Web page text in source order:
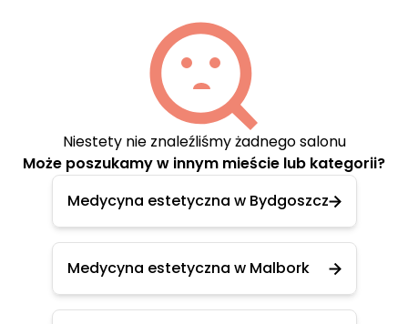
Niestety nie znaleźliśmy żadnego salonu
Może poszukamy w innym mieście lub kategorii?
Medycyna estetyczna w Bydgoszcz
Medycyna estetyczna w Malbork